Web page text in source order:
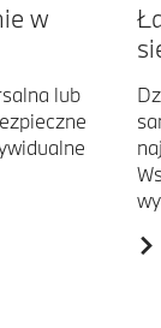
w
lub